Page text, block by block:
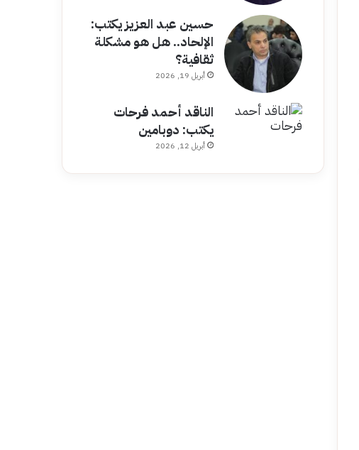
حسين عبد العزيز يكتب:
الإلحاد.. هل هو مشكلة
ثقافية؟
أبريل 19, 2026
الناقد أحمد فرحات
يكتب: دوبامين
أبريل 12, 2026